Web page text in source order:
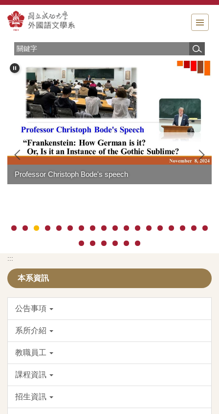
跳
到
主
區
Christoph Bode's speech
創新研
:::
本系資訊
公告事項
系所介紹
教職員工
課程資訊
招生資訊